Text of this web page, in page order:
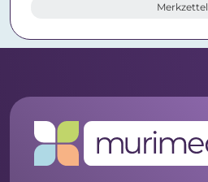
Merkzettel